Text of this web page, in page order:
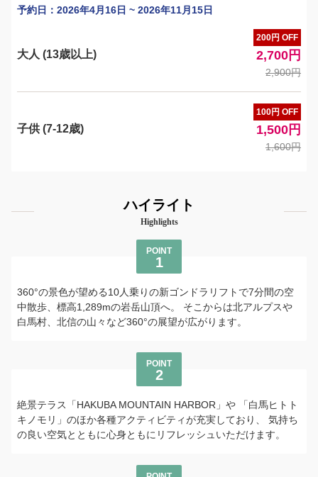
予約日：2026年4月16日 ~ 2026年11月15日
大人 (13歳以上)
200円 OFF
2,700円
2,900円
子供 (7-12歳)
100円 OFF
1,500円
1,600円
ハイライト
Highlights
POINT
1
360°の景色が望める10人乗りの新ゴンドラリフトで7分間の空
中散歩、標高1,289mの岩岳山頂へ。 そこからは北アルプスや
白馬村、北信の山々など360°の展望が広がります。
POINT
2
絶景テラス「HAKUBA MOUNTAIN HARBOR」や 「白馬ヒトト
キノモリ」のほか各種アクティビティが充実しており、 気持ち
の良い空気とともに心身ともにリフレッシュいただけます。